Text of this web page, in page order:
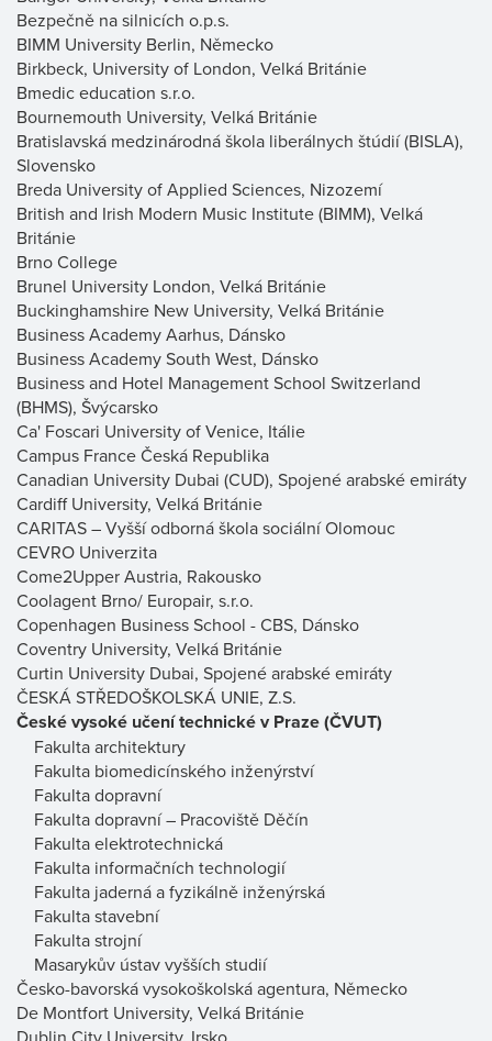
Bezpečně na silnicích o.p.s.
BIMM University Berlin, Německo
Birkbeck, University of London, Velká Británie
Bmedic education s.r.o.
Bournemouth University, Velká Británie
Bratislavská medzinárodná škola liberálnych štúdií (BISLA),
Slovensko
Breda University of Applied Sciences, Nizozemí
British and Irish Modern Music Institute (BIMM), Velká
Británie
Brno College
Brunel University London, Velká Británie
Buckinghamshire New University, Velká Británie
Business Academy Aarhus, Dánsko
Business Academy South West, Dánsko
Business and Hotel Management School Switzerland
(BHMS), Švýcarsko
Ca' Foscari University of Venice, Itálie
Campus France Česká Republika
Canadian University Dubai (CUD), Spojené arabské emiráty
Cardiff University, Velká Británie
CARITAS – Vyšší odborná škola sociální Olomouc
CEVRO Univerzita
Come2Upper Austria, Rakousko
Coolagent Brno/ Europair, s.r.o.
Copenhagen Business School - CBS, Dánsko
Coventry University, Velká Británie
Curtin University Dubai, Spojené arabské emiráty
ČESKÁ STŘEDOŠKOLSKÁ UNIE, Z.S.
České vysoké učení technické v Praze (ČVUT)
Fakulta architektury
Fakulta biomedicínského inženýrství
Fakulta dopravní
Fakulta dopravní – Pracoviště Děčín
Fakulta elektrotechnická
Fakulta informačních technologií
Fakulta jaderná a fyzikálně inženýrská
Fakulta stavební
Fakulta strojní
Masarykův ústav vyšších studií
Česko-bavorská vysokoškolská agentura, Německo
De Montfort University, Velká Británie